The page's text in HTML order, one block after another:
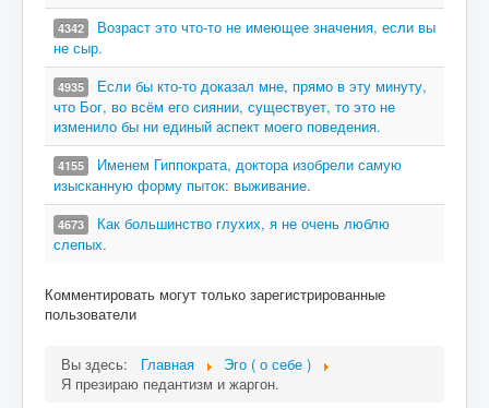
4342
Возраст это что-то не имеющее значения, если вы
не сыр.
4935
Если бы кто-то доказал мне, прямо в эту минуту,
что Бог, во всём его сиянии, существует, то это не
изменило бы ни единый аспект моего поведения.
4155
Именем Гиппократа, доктора изобрели самую
изысканную форму пыток: выживание.
4673
Как большинство глухих, я не очень люблю
слепых.
Комментировать могут только зарегистрированные
пользователи
Вы здесь: Главная
Эго ( о себе )
Я презираю педантизм и жаргон.